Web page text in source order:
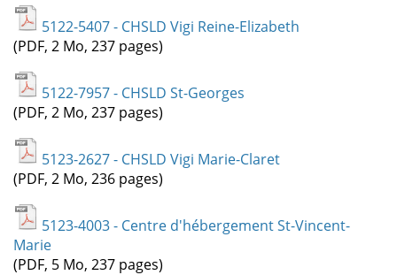
5122-5407 - CHSLD Vigi Reine-Elizabeth
(PDF, 2 Mo, 237 pages)
5122-7957 - CHSLD St-Georges
(PDF, 2 Mo, 237 pages)
5123-2627 - CHSLD Vigi Marie-Claret
(PDF, 2 Mo, 236 pages)
5123-4003 - Centre d'hébergement St-Vincent-
Marie
(PDF, 5 Mo, 237 pages)